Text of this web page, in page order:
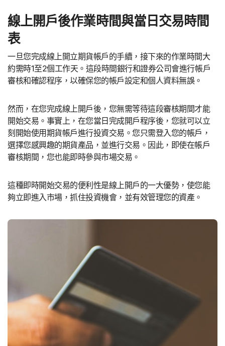
線上開戶後作業時間與當日交易時間
表
一旦您完成線上開立期貨帳戶的手續，接下來的作業時間大
約需時1至2個工作天。這段時間銀行和證券公司會進行帳戶
審核和確認程序，以確保您的帳戶設定和個人資料無誤。
然而，在您完成線上開戶後，您無需等待這段審核期間才能
開始交易。事實上，在您當日完成開戶程序後，您就可以立
刻開始使用期貨帳戶進行投資交易。您只需登入您的帳戶，
選擇您感興趣的期貨產品，並進行交易。因此，即使在帳戶
審核期間，您也能即時參與市場交易。
這種即時開始交易的便利性是線上開戶的一大優勢，使您能
夠立即進入市場，抓住投資機會，並有效管理您的資產。